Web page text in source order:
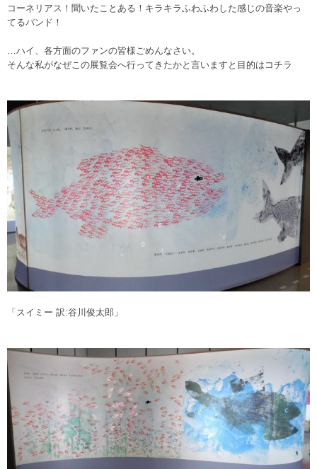
コーネリアス！聞いたことある！キラキラふわふわした感じの音楽やっ
てるバンド！
…ハイ、各方面のファンの皆様ごめんなさい。
そんな私がなぜこの展覧会へ行ってきたかと言いますと目的はコチラ
「スイミー 訳:谷川俊太郎」